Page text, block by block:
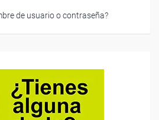
de usuario o contraseña?